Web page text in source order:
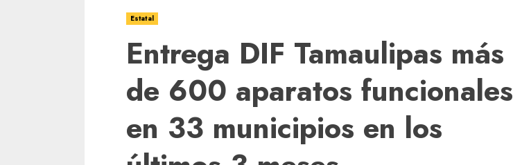
Estatal
Entrega DIF Tamaulipas más
de 600 aparatos funcionales
en 33 municipios en los